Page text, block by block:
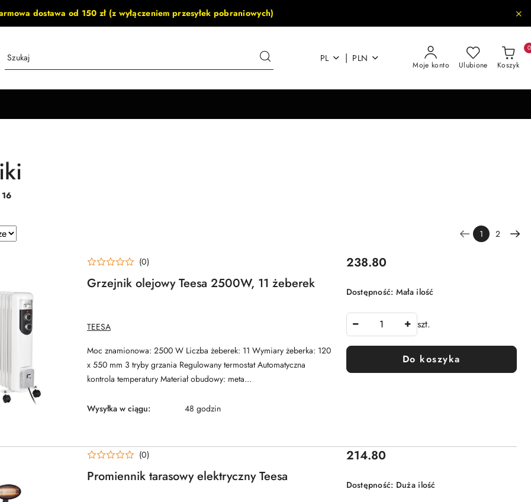
dostawa od 150 zł (z wyłączeniem przesyłek pobraniowych)
PL | PLN
Moje konto Ulubione Koszyk
0
16
1 2
Grzejnik olejowy Teesa 2500W, 11 żeberek
(0)
NAZWA
PRODUCENTA:
TEESA
Moc znamionowa: 2500 W Liczba żeberek: 11 Wymiary żeberka: 120
x 550 mm 3 tryby grzania Regulowany termostat Automatyczna
kontrola temperatury Materiał obudowy: meta...
Wysyłka w ciągu: 48 godzin
Cena:
238.80
Dostępność: Mała ilość
szt.
Do koszyka
Promiennik tarasowy elektryczny Teesa
(0) Cena:
214.80
Dostępność: Duża ilość